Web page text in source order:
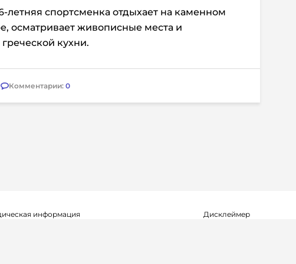
летняя спортсменка отдыхает на каменном
осматривает живописные места и
кухни.
Комментарии: 0
информация Дисклеймер